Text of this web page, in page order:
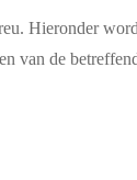
Hieronder
van de